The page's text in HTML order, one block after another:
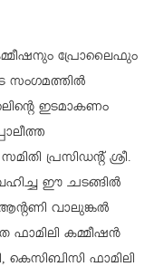
പ്രോലൈഫും
സംഗമത്തിൽ
ഇടമാകണം
പ്രസിഡന്റ് ശ്രീ.
ഈ ചടങ്ങിൽ
വാലുങ്കൽ
കമ്മീഷൻ
ഫാമിലി